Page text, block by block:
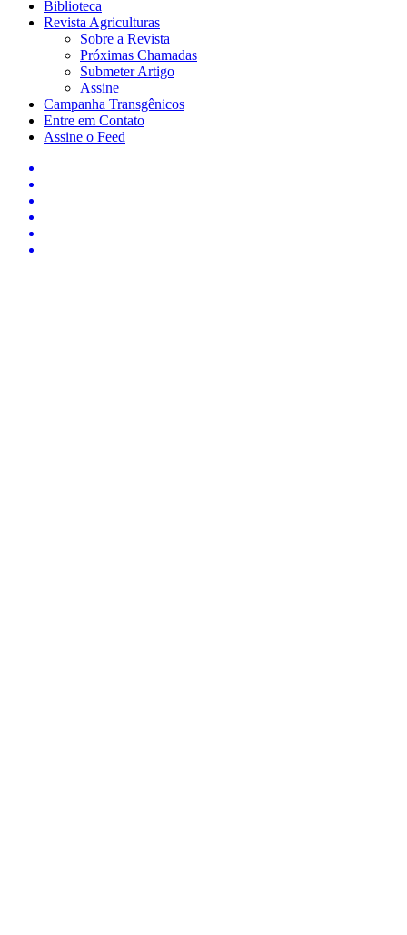
Biblioteca
Revista Agriculturas
Sobre a Revista
Próximas Chamadas
Submeter Artigo
Assine
Campanha Transgênicos
Entre em Contato
Assine o Feed